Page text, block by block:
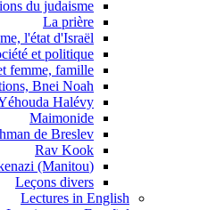
du judaisme
La prière
l'état d'Israël
et politique
femme, famille
Bnei Noah
Halévy
Maimonide
de Breslev
Rav Kook
(Rav Askenazi (Manitou
Leçons divers
Lectures in English